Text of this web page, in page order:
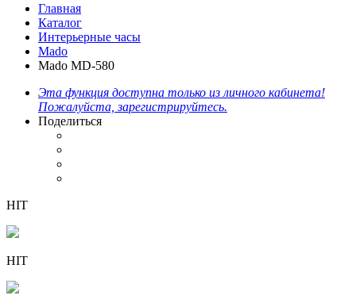
Главная
Каталог
Интерьерные часы
Mado
Mado MD-580
Эта функция доступна только из личного кабинета!
Пожалуйста, зарегистрируйтесь.
Поделиться
HIT
HIT